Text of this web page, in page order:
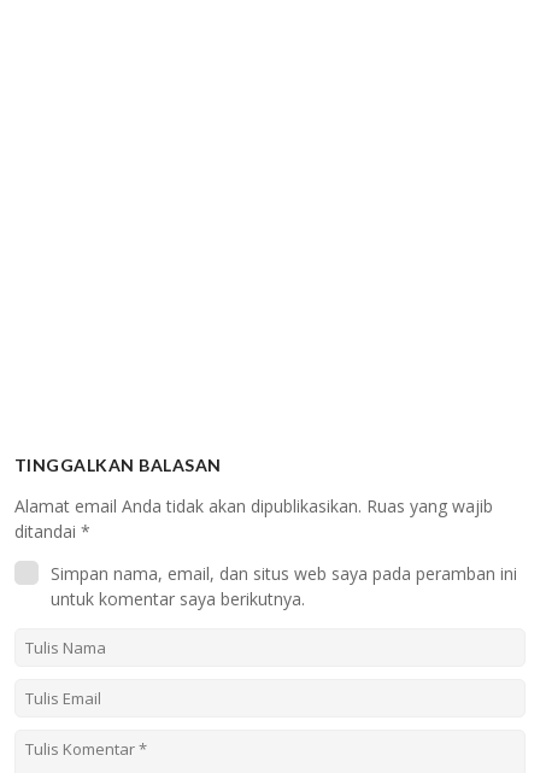
TINGGALKAN BALASAN
Alamat email Anda tidak akan dipublikasikan. Ruas yang wajib
ditandai *
Simpan nama, email, dan situs web saya pada peramban ini
untuk komentar saya berikutnya.